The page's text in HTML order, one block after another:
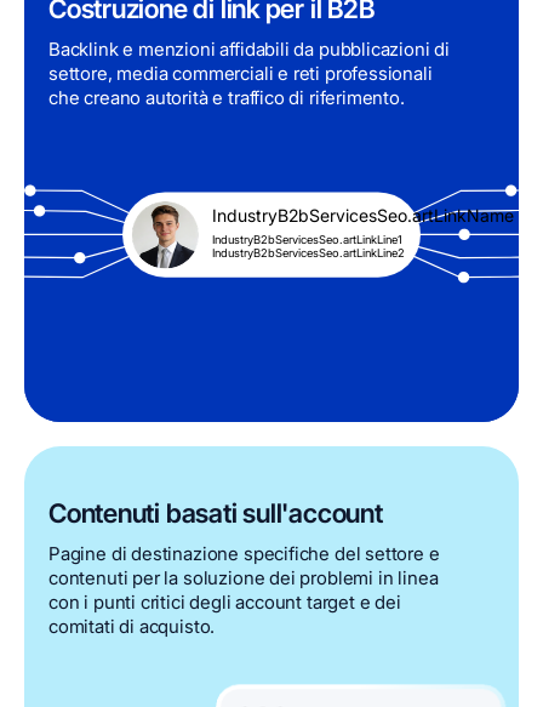
Costruzione di link per il B2B
Backlink e menzioni affidabili da pubblicazioni di
settore, media commerciali e reti professionali
che creano autorità e traffico di riferimento.
IndustryB2bServicesSeo.artLinkName
IndustryB2bServicesSeo.artLinkLine1
IndustryB2bServicesSeo.artLinkLine2
Contenuti basati sull'account
Pagine di destinazione specifiche del settore e
contenuti per la soluzione dei problemi in linea
con i punti critici degli account target e dei
comitati di acquisto.